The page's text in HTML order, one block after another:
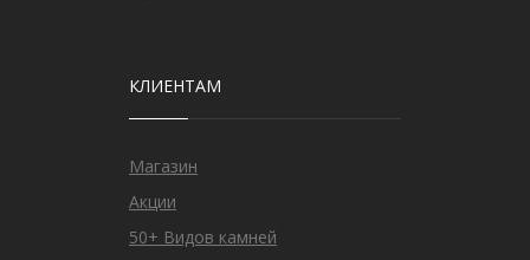
КЛИЕНТАМ
Магазин
Акции
50+ Видов камней